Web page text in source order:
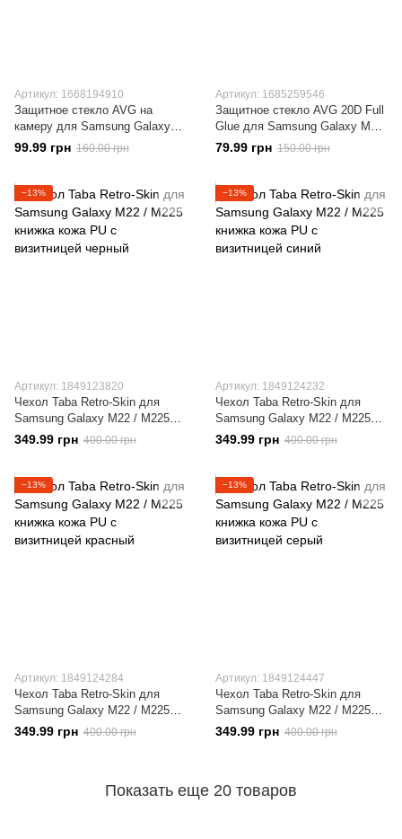
Артикул: 1668194910
Защитное стекло AVG на
камеру для Samsung Galaxy
M22 / M225
99.99 грн 160.00 грн
Артикул: 1685259546
Защитное стекло AVG 20D Full
Glue для Samsung Galaxy M22
/ M225 полноэкранное черное
79.99 грн 150.00 грн
−13%
Артикул: 1849123820
Чехол Taba Retro-Skin для
Samsung Galaxy M22 / M225
книжка кожа PU с визитницей
349.99 грн 400.00 грн
−13%
Артикул: 1849124232
Чехол Taba Retro-Skin для
Samsung Galaxy M22 / M225
книжка кожа PU с визитницей
349.99 грн 400.00 грн
−13%
Артикул: 1849124284
Чехол Taba Retro-Skin для
Samsung Galaxy M22 / M225
книжка кожа PU с визитницей
349.99 грн 400.00 грн
−13%
Артикул: 1849124447
Чехол Taba Retro-Skin для
Samsung Galaxy M22 / M225
книжка кожа PU с визитницей
349.99 грн 400.00 грн
Показать еще 20 товаров